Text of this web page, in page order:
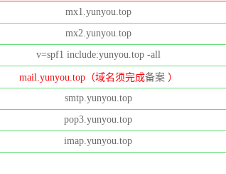
mx1.yunyou.top
mx2.yunyou.top
v=spf1 include:yunyou.top -all
mail.yunyou.top（域名须完成备案 ）
smtp.yunyou.top
pop3.yunyou.top
imap.yunyou.top